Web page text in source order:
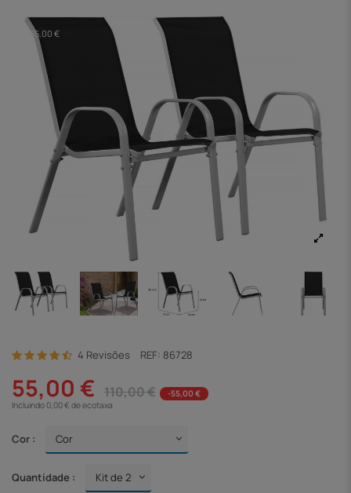
-55,00 €
4 Revisões REF: 86728
55,00 € 110,00 €
-55,00 €
Incluindo 0,00 € de ecotaxa
Cor :
Quantidade :